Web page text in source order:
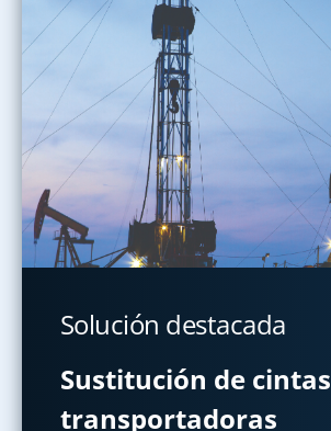
Solución destacada
Sustitución de cintas
transportadoras